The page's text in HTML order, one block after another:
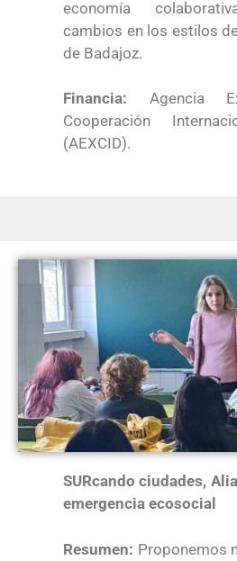
economía
cambios en los estilos
de Badajoz.
Financia: Agencia
Cooperación
(AEXCID).
SURcando ciudades,
emergencia ecosocial
Resumen: Proponemos